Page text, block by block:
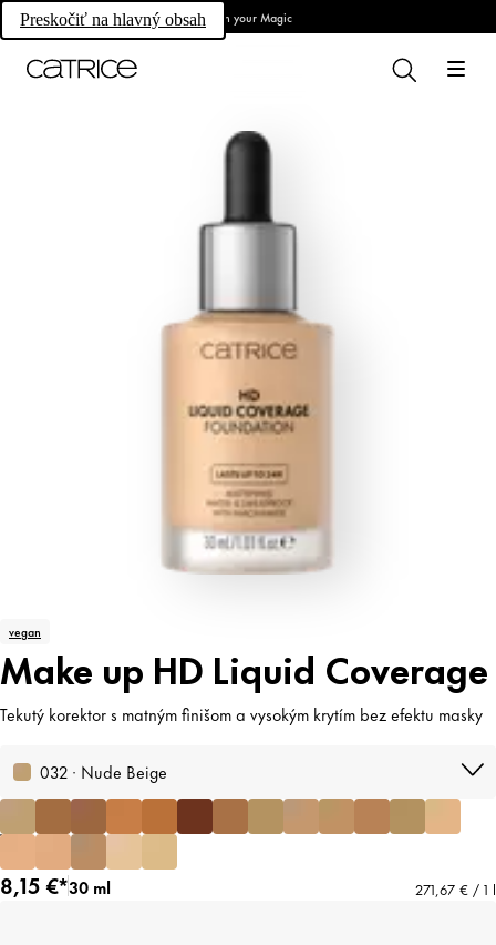
Preskočiť na hlavný obsahOwn your Magic
vegan
Make up HD Liquid Coverage
Tekutý korektor s matným finišom a vysokým krytím bez efektu masky
032 · Nude Beige
8,15 €*30 ml 271,67 € / 1 l